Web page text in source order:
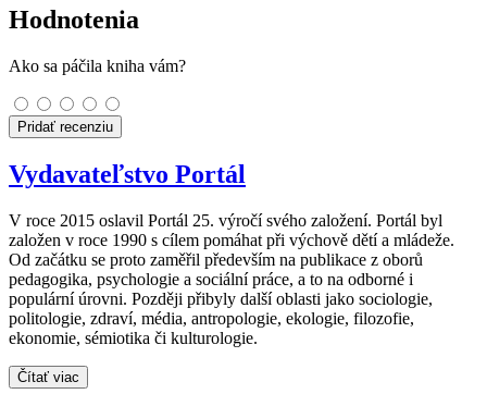
Hodnotenia
Ako sa páčila kniha vám?
Pridať recenziu
Vydavateľstvo Portál
V roce 2015 oslavil Portál 25. výročí svého založení. Portál byl
založen v roce 1990 s cílem pomáhat při výchově dětí a mládeže.
Od začátku se proto zaměřil především na publikace z oborů
pedagogika, psychologie a sociální práce, a to na odborné i
populární úrovni. Později přibyly další oblasti jako sociologie,
politologie, zdraví, média, antropologie, ekologie, filozofie,
ekonomie, sémiotika či kulturologie.
Čítať viac